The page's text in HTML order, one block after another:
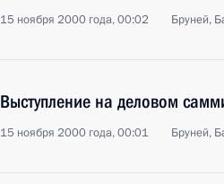
15 ноября 2000 года, 00:02 Бруней,
Выступление на деловом
15 ноября 2000 года, 00:01 Бруней,